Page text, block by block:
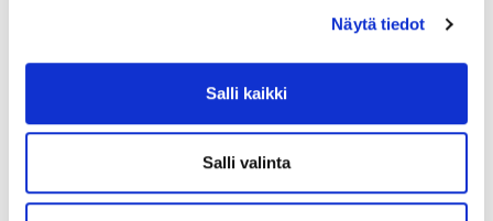
Näytä tiedot
Salli kaikki
Salli valinta
At Rentukka, you will find a loan vending machine
a sewing machine to a textile cleaner and tools.